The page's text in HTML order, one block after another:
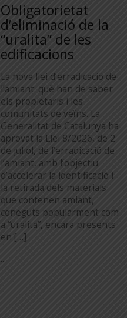
Obligatorietat
d’eliminació de la
“uralita” de les
edificacions
La nova llei d’erradicació de
l’amiant: què han de saber
els propietaris i les
comunitats de veïns. La
Generalitat de Catalunya ha
aprovat la Llei 8/2026, de 2
de juliol, de l’erradicació de
l’amiant, amb l’objectiu
d’accelerar la identificació i
la retirada dels materials
que contenen amiant,
coneguts popularment com
a “uralita”, encara presents
en […]
...